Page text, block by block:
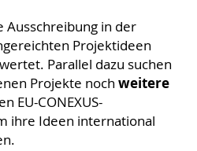
Ausschreibung in der
Projektideen
Parallel dazu suchen
Projekte noch weitere
EU-CONEXUS-
ihre Ideen international